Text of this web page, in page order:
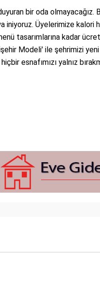
bir oda olmayacağız.
Üyelerimize kalori
tasarımlarına kadar
Modeli' ile şehrimizi
esnafımızı yalnız